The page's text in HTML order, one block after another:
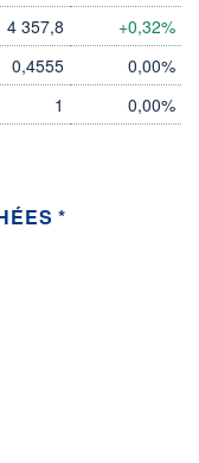
4 357,8 +0,32%
0,4555 0,00%
1 0,00%
*